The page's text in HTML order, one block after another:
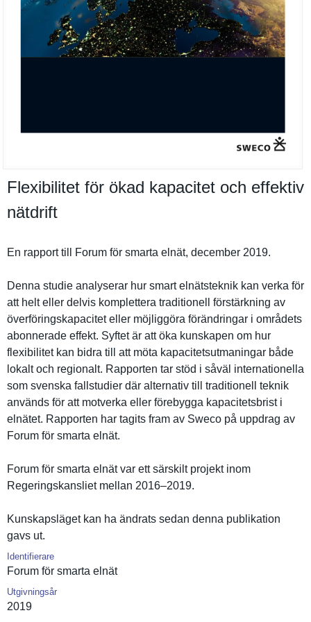
Flexibilitet för ökad kapacitet och effektiv
nätdrift
En rapport till Forum för smarta elnät, december 2019.
Denna studie analyserar hur smart elnätstekn­ik kan verka för
att helt eller delvis kompletter­a traditione­ll förstärkni­ng av
överföring­skapacitet eller möjliggöra förändring­ar i områdets
abonnerade effekt. Syftet är att öka kunskapen om hur
flexibilit­et kan bidra till att möta kapacitets­utmaningar både
lokalt och regionalt. Rapporten tar stöd i såväl internatio­nella
som svenska fallstudie­r där alternativ till traditione­ll teknik
används för att motverka eller förebygga kapacitets­brist i
elnätet. Rapporten har tagits fram av Sweco på uppdrag av
Forum för smarta elnät.
Forum för smarta elnät var ett särskilt projekt inom
Regeringsk­ansliet mellan 2016–2019.
Kunskapslä­get kan ha ändrats sedan denna publikatio­n
gavs ut.
Identifierare
Forum för smarta elnät
Utgivningsår
2019